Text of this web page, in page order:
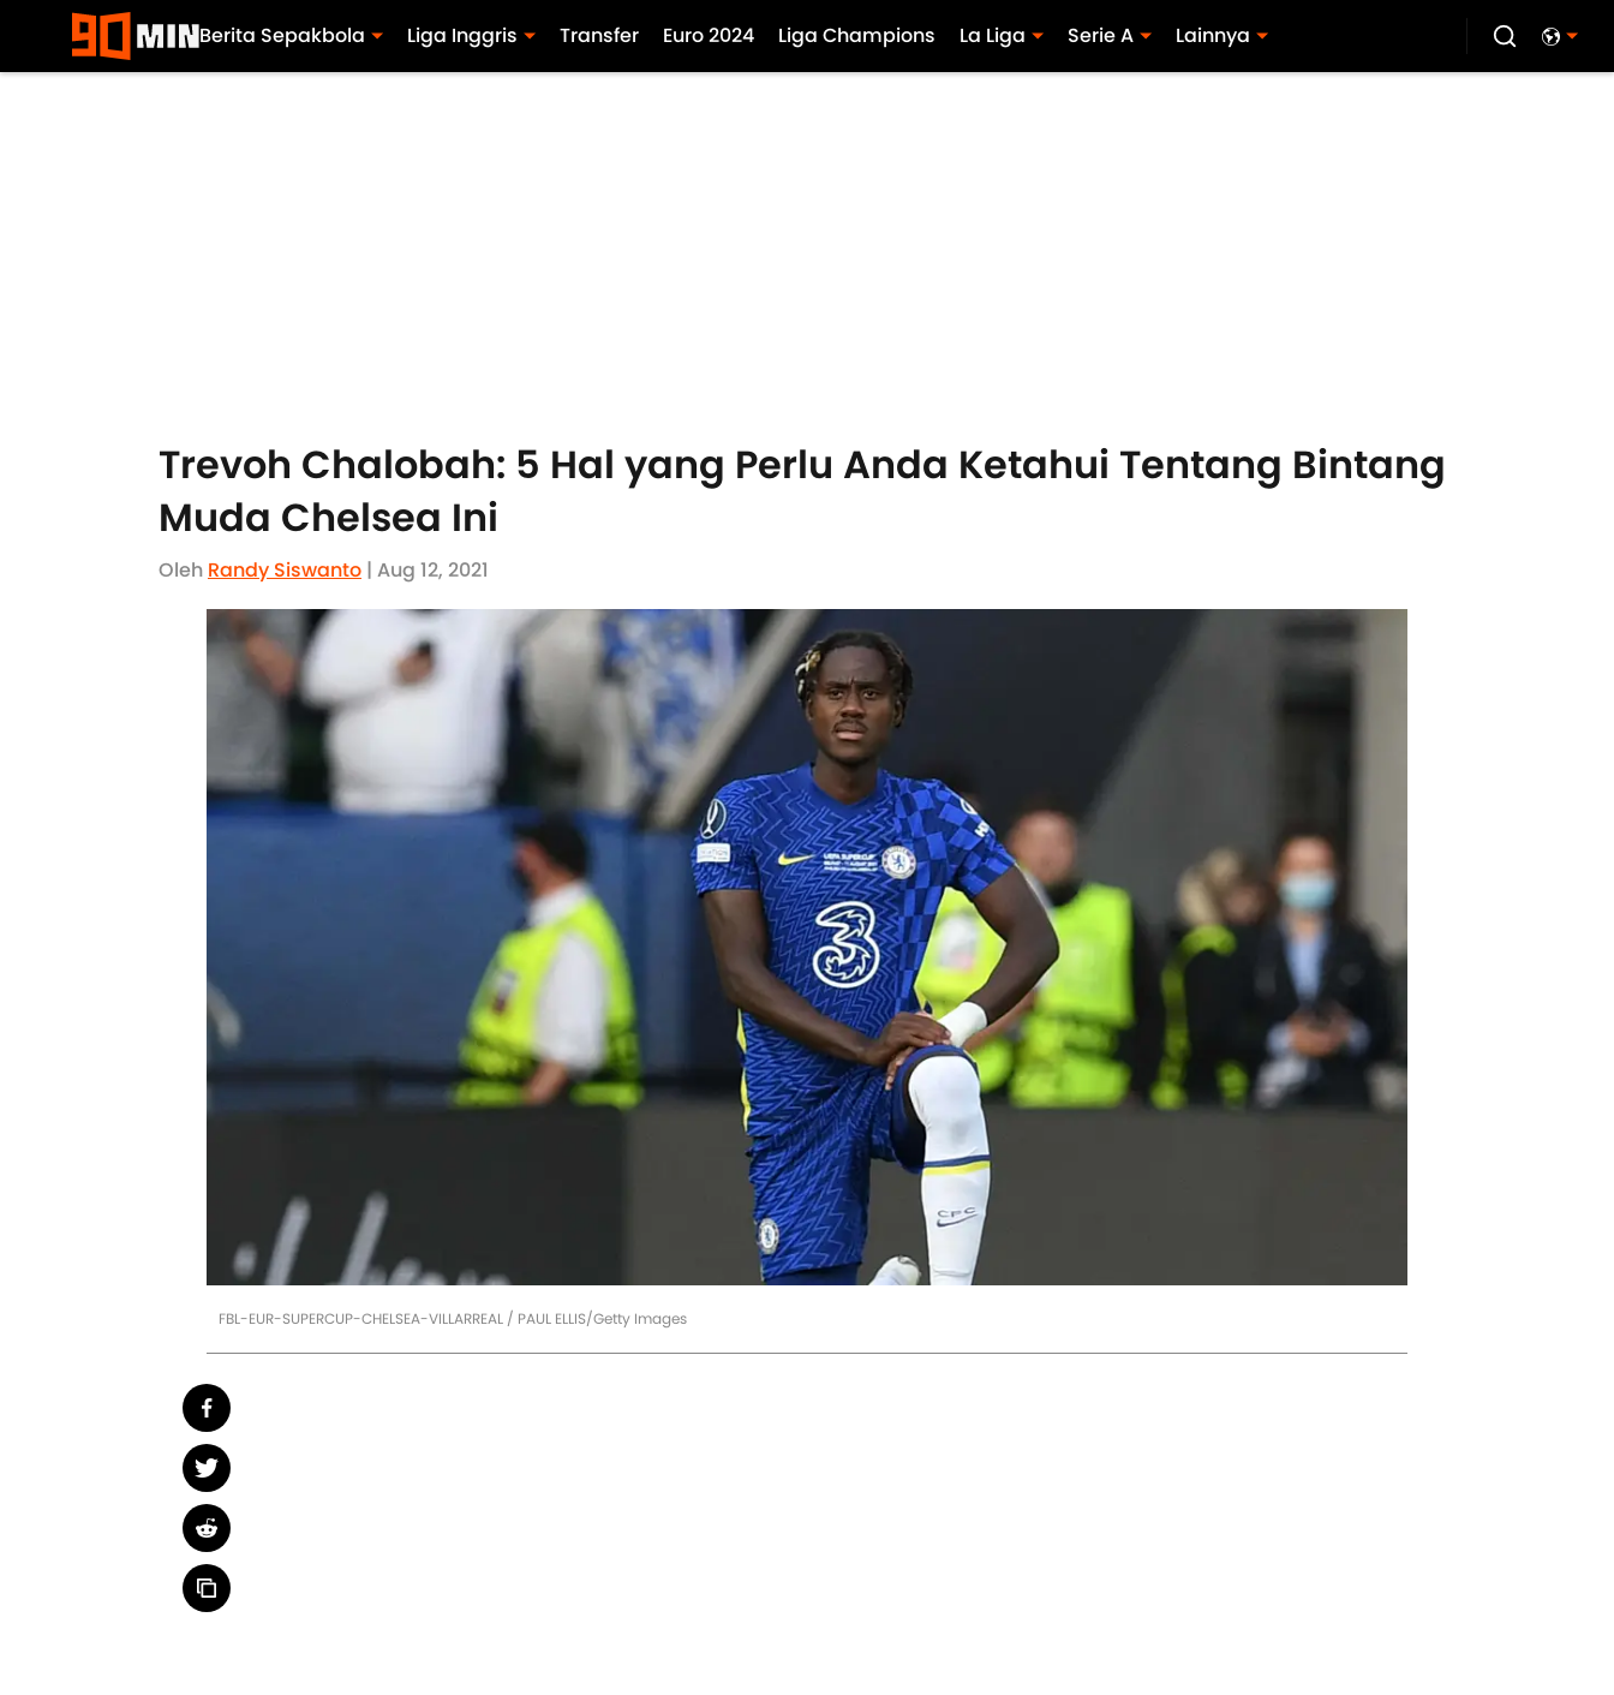
Berita Sepakbola Liga Inggris Transfer Euro 2024 Liga Champions La Liga Serie A Lainnya
Trevoh Chalobah: 5 Hal yang Perlu Anda Ketahui Tentang Bintang
Muda Chelsea Ini
Oleh Randy Siswanto | Aug 12, 2021
FBL-EUR-SUPERCUP-CHELSEA-VILLARREAL / PAUL ELLIS/Getty Images